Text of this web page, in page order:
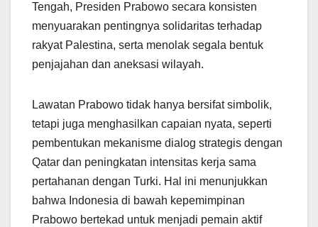
Tengah, Presiden Prabowo secara konsisten
menyuarakan pentingnya solidaritas terhadap
rakyat Palestina, serta menolak segala bentuk
penjajahan dan aneksasi wilayah.
Lawatan Prabowo tidak hanya bersifat simbolik,
tetapi juga menghasilkan capaian nyata, seperti
pembentukan mekanisme dialog strategis dengan
Qatar dan peningkatan intensitas kerja sama
pertahanan dengan Turki. Hal ini menunjukkan
bahwa Indonesia di bawah kepemimpinan
Prabowo bertekad untuk menjadi pemain aktif